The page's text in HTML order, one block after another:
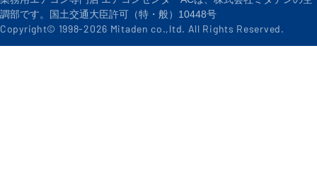
調部です。国土交通大臣許可（特・般）10448号
Copyright© 1998-2026 Mitaden co.,ltd. All Rights Reserved.